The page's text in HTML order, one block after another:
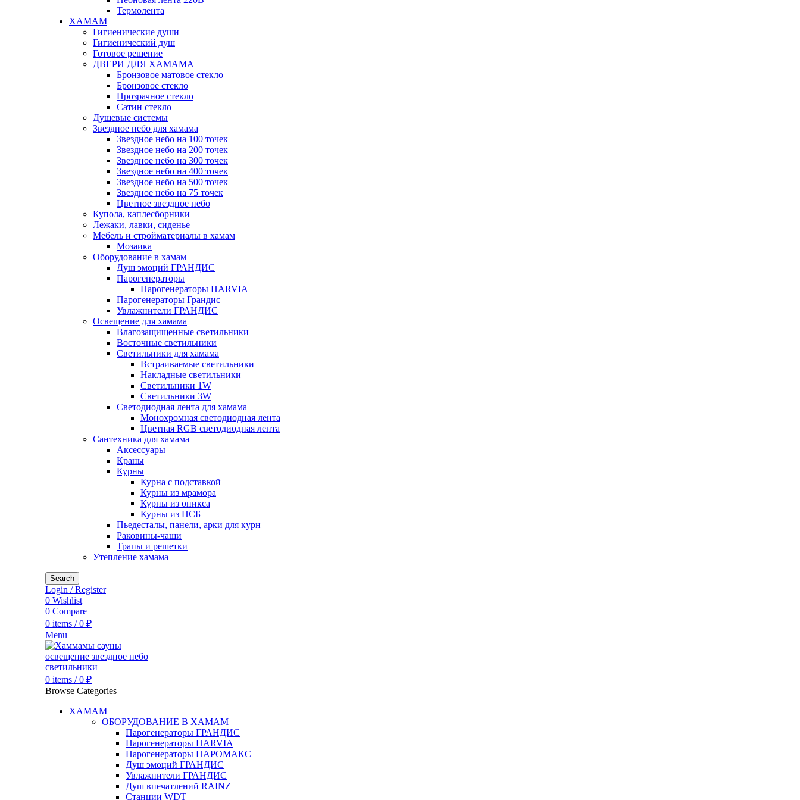
Термолента
ХАМАМ
Гигиенические души
Гигиенический душ
Готовое решение
ДВЕРИ ДЛЯ ХАМАМА
Бронзовое матовое стекло
Бронзовое стекло
Прозрачное стекло
Сатин стекло
Душевые системы
Звездное небо для хамама
Звездное небо на 100 точек
Звездное небо на 200 точек
Звездное небо на 300 точек
Звездное небо на 400 точек
Звездное небо на 500 точек
Звездное небо на 75 точек
Цветное звездное небо
Купола, каплесборники
Лежаки, лавки, сиденье
Мебель и стройматериалы в хамам
Мозаика
Оборудование в хамам
Душ эмоций ГРАНДИС
Парогенераторы
Парогенераторы HARVIA
Парогенераторы Грандис
Увлажнители ГРАНДИС
Освещение для хамама
Влагозащищенные светильники
Восточные светильники
Светильники для хамама
Встраиваемые светильники
Накладные светильники
Светильники 1W
Светильники 3W
Светодиодная лента для хамама
Монохромная светодиодная лента
Цветная RGB светодиодная лента
Сантехника для хамама
Аксессуары
Краны
Курны
Курна с подставкой
Курны из мрамора
Курны из оникса
Курны из ПСБ
Пьедесталы, панели, арки для курн
Раковины-чаши
Трапы и решетки
Утепление хамама
Search
Login / Register
0 Wishlist
0 Compare
0 items / 0 ₽
Menu
0 items / 0 ₽
Browse Categories
ХАМАМ
ОБОРУДОВАНИЕ В ХАМАМ
Парогенераторы ГРАНДИС
Парогенераторы HARVIA
Парогенераторы ПАРОМАКС
Душ эмоций ГРАНДИС
Увлажнители ГРАНДИС
Душ впечатлений RAINZ
Станции WDT